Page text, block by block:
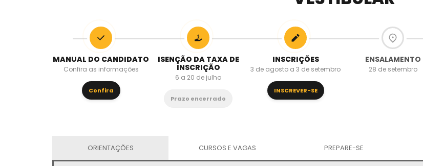
MANUAL DO CANDIDATO
Confira as informações
Confira
ISENÇÃO DA TAXA DE
INSCRIÇÃO
6 a 20 de julho
Prazo encerrado
INSCRIÇÕES
3 de agosto a 3 de setembro
INSCREVER-SE
ENSALAMENTO
28 de setembro
ORIENTAÇÕES CURSOS E VAGAS PREPARE-SE